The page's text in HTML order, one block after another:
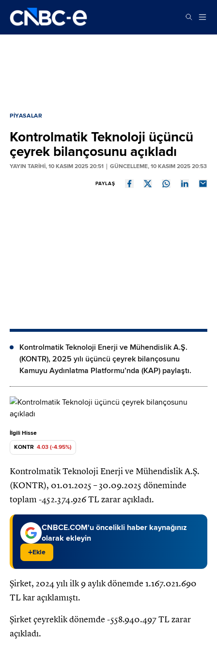
PIYASALAR
Kontrolmatik Teknoloji üçüncü
çeyrek bilançosunu açıkladı
YAYIN TARİHİ, 10 KASIM 2025 20:51 GÜNCELLEME, 10 KASIM 2025 20:53
PAYLAŞ
Kontrolmatik Teknoloji Enerji ve Mühendislik A.Ş.
(KONTR), 2025 yılı üçüncü çeyrek bilançosunu
Kamuyu Aydınlatma Platformu’nda (KAP) paylaştı.
İlgili Hisse
KONTR 4.03 (-4.95%)
Kontrolmatik Teknoloji Enerji ve Mühendislik A.Ş.
(KONTR), 01.01.2025 – 30.09.2025 döneminde
toplam -452.374.926 TL zarar açıkladı.
CNBCE.COM'u öncelikli haber kaynağınız
olarak ekleyin
+Ekle
Şirket, 2024 yılı ilk 9 aylık dönemde 1.167.021.690
TL kar açıklamıştı.
Şirket çeyreklik dönemde -558.940.497 TL zarar
açıkladı.